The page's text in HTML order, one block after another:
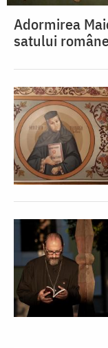
Adormirea
satului